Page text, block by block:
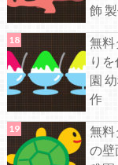
飾
無料
り
園
作
無料
の壁